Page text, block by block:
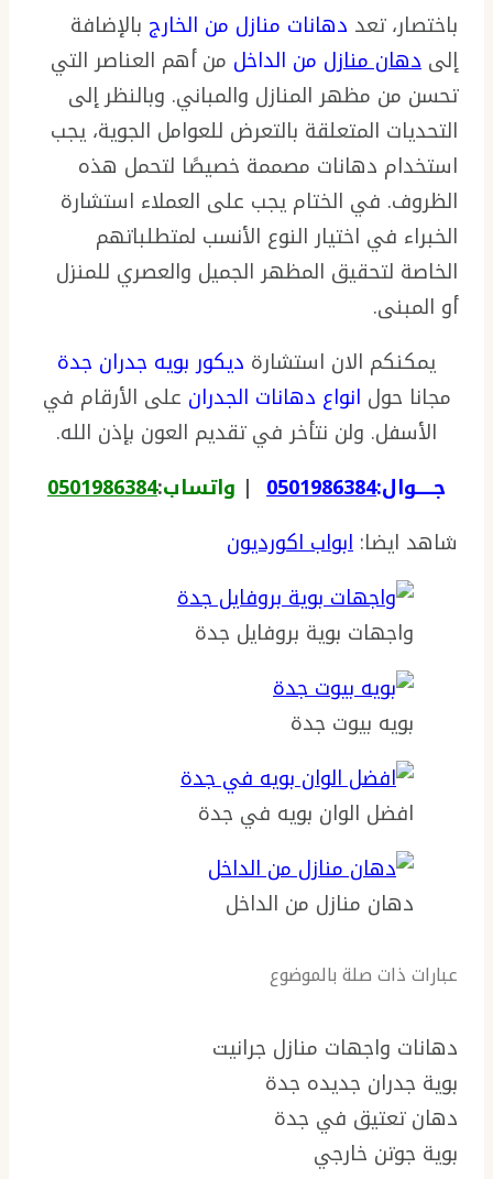
باختصار، تعد دهانات منازل من الخارج بالإضافة
إلى دهان منازل من الداخل من أهم العناصر التي
تحسن من مظهر المنازل والمباني. وبالنظر إلى
التحديات المتعلقة بالتعرض للعوامل الجوية، يجب
استخدام دهانات مصممة خصيصًا لتحمل هذه
الظروف. في الختام يجب على العملاء استشارة
الخبراء في اختيار النوع الأنسب لمتطلباتهم
الخاصة لتحقيق المظهر الجميل والعصري للمنزل
أو المبنى.
يمكنكم الان استشارة ديكور بويه جدران جدة
مجانا حول انواع دهانات الجدران على الأرقام في
الأسفل. ولن نتأخر في تقديم العون بإذن الله.
جـــــوال:0501986384
| واتساب:
0501986384
شاهد ايضا: ابواب اكورديون
واجهات بوية بروفايل جدة
بويه بيوت جدة
افضل الوان بويه في جدة
دهان منازل من الداخل
عبارات ذات صلة بالموضوع
دهانات واجهات منازل جرانيت
بوية جدران جديده جدة
دهان تعتيق في جدة
بوية جوتن خارجي